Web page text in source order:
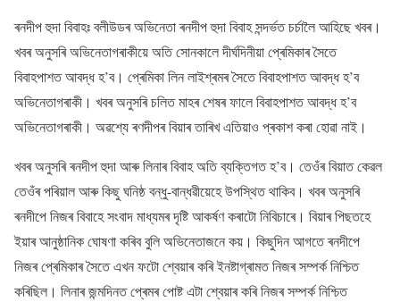
ৰনদীপ হুদা বিবাহঃ বলীউডৰ অভিনেতা ৰনদীপ হুদা বিবাহ সন্দৰ্ভত চৰ্চালৈ আহিছে খবৰ।
খবৰ অনুসৰি অভিনেতাগৰাকীয়ে অতি সোনকালে দীৰ্ঘদিনীয়া প্ৰেমিকাৰ সৈতে
বিবাহপাশত আবদ্ধ হ’ব। প্ৰেমিকা লিন লাইশ্ৰমৰ সৈতে বিবাহপাশত আবদ্ধ হ’ব
অভিনেতাগৰাকী। খবৰ অনুসৰি চলিত মাহৰ শেষৰ ফালে বিবাহপাশত আবদ্ধ হ’ব
অভিনেতাগৰাকী। অৱশ্যে ৰণদীপৰ বিয়াৰ তাৰিখ এতিয়াও প্ৰকাশ কৰা হোৱা নাই।
খবৰ অনুসৰি ৰনদীপ হুদা আৰু লিনাৰ বিবাহ অতি ব্যক্তিগত হ’ব। তেওঁৰ বিয়াত কেৱল
তেওঁৰ পৰিয়াল আৰু কিছু ঘনিষ্ঠ বন্ধু-বান্ধৱীয়েহে উপস্থিত থাকিব। খবৰ অনুসৰি
ৰনদীপে নিজৰ বিবাহে সংবাদ মাধ্যমৰ দৃষ্টি আকৰ্ষণ কৰাটো নিবিচাৰে। বিয়াৰ পিছতহে
ইয়াৰ আনুষ্ঠানিক ঘোষণা কৰিব বুলি অভিনেতাজনে কয়। কিছুদিন আগতে ৰনদীপে
নিজৰ প্ৰেমিকাৰ সৈতে এখন ফটো শ্বেয়াৰ কৰি ইনষ্টাগ্ৰামত নিজৰ সম্পৰ্ক নিশ্চিত
কৰিছিল। লিনাৰ জন্মদিনত প্ৰেমৰ পোষ্ট এটা শ্বেয়াৰ কৰি নিজৰ সম্পৰ্ক নিশ্চিত